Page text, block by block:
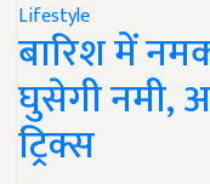
Lifestyle
बारिश में
घुसेगी नमी,
ट्रिक्स